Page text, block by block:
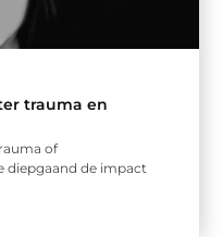
trauma en
of
diepgaand de impact